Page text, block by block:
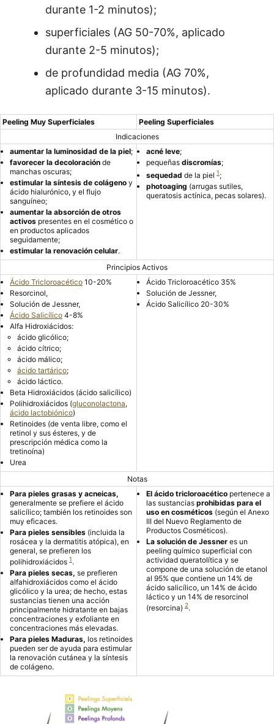
durante 1-2 minutos);
superficiales (AG 50-70%, aplicado
durante 2-5 minutos);
de profundidad media (AG 70%,
aplicado durante 3-15 minutos).
Peeling Muy Superficiales
Peeling Superficiales
Indicaciones
aumentar la luminosidad de la piel;
favorecer la decoloración de
manchas oscuras;
estimular la síntesis de colágeno y
ácido hialurónico, y el flujo
sanguíneo;
aumentar la absorción de otros
activos presentes en el cosmético o
en productos aplicados
seguidamente;
estimular la renovación celular.
acné leve;
pequeñas discromías;
sequedad de la piel 1;
photoaging (arrugas sutiles,
queratosis actínica, pecas solares).
Principios Activos
Ácido Tricloroacético 10-20%
Resorcinol,
Solución de Jessner,
Ácido Salicílico 4-8%
Alfa Hidroxiácidos:
ácido glicólico;
ácido cítrico;
ácido málico;
ácido tartárico;
ácido láctico.
Beta Hidroxiácidos (ácido salicílico)
Polihidroxiácidos (gluconolactona,
ácido lactobiónico)
Retinoides (de venta libre, como el
retinol y sus ésteres, y de
prescripción médica como la
tretinoína)
Urea
Ácido Tricloroacético 35%
Solución de Jessner,
Ácido Salicílico 20-30%
Notas
Para pieles grasas y acneicas,
generalmente se prefiere el ácido
salicílico; también los retinoides son
muy eficaces.
Para pieles sensibles (incluida la
rosácea y la dermatitis atópica), en
general, se prefieren los
polihidroxiácidos 1.
Para pieles secas, se prefieren
alfahidroxiácidos como el ácido
glicólico y la urea; de hecho, estas
sustancias tienen una acción
principalmente hidratante en bajas
concentraciones y exfoliante en
concentraciones más elevadas.
Para pieles Maduras, los retinoides
pueden ser de ayuda para estimular
la renovación cutánea y la síntesis
de colágeno.
El ácido tricloroacético pertenece a
las sustancias prohibidas para el
uso en cosméticos (según el Anexo
III del Nuevo Reglamento de
Productos Cosméticos).
La solución de Jessner es un
peeling químico superficial con
actividad queratolítica y se
compone de una solución de etanol
al 95% que contiene un 14% de
ácido salicílico, un 14% de ácido
láctico y un 14% de resorcinol
(resorcina) 2.